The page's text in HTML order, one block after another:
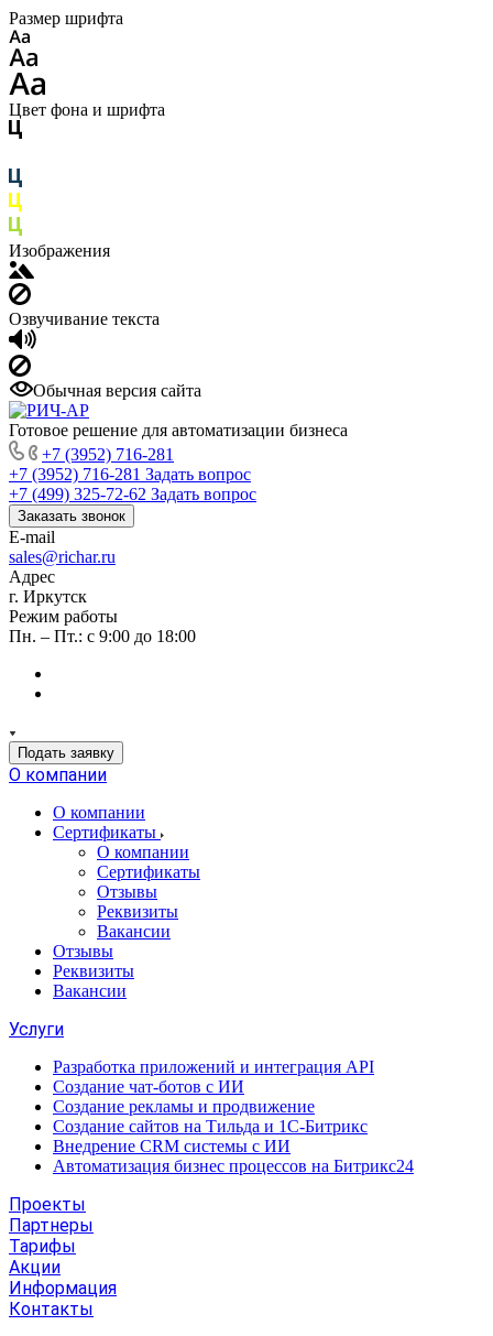
Размер шрифта
Цвет фона и шрифта
Изображения
Озвучивание текста
Обычная версия сайта
Готовое решение для автоматизации бизнеса
+7 (3952) 716-281
+7 (3952) 716-281 Задать вопрос
+7 (499) 325-72-62 Задать вопрос
Заказать звонок
E-mail
sales@richar.ru
Адрес
г. Иркутск
Режим работы
Пн. – Пт.: с 9:00 до 18:00
Подать заявку
О компании
О компании
Сертификаты
О компании
Сертификаты
Отзывы
Реквизиты
Вакансии
Отзывы
Реквизиты
Вакансии
Услуги
Разработка приложений и интеграция API
Создание чат-ботов с ИИ
Создание рекламы и продвижение
Создание сайтов на Тильда и 1С-Битрикс
Внедрение CRM системы с ИИ
Автоматизация бизнес процессов на Битрикс24
Проекты
Партнеры
Тарифы
Акции
Информация
Контакты